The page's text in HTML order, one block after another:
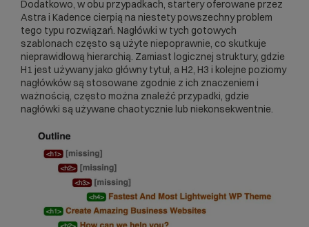
Dodatkowo, w obu przypadkach, startery oferowane przez
Astra i Kadence cierpią na niestety powszechny problem
tego typu rozwiązań. Nagłówki w tych gotowych
szablonach często są użyte niepoprawnie, co skutkuje
nieprawidłową hierarchią. Zamiast logicznej struktury, gdzie
H1 jest używany jako główny tytuł, a H2, H3 i kolejne poziomy
nagłówków są stosowane zgodnie z ich znaczeniem i
ważnością, często można znaleźć przypadki, gdzie
nagłówki są używane chaotycznie lub niekonsekwentnie.